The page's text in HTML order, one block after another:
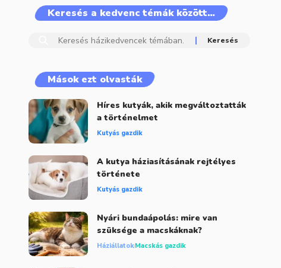
Keresés a kedvenc témák között…
Mások ezt olvasták
Híres kutyák, akik megváltoztatták
a történelmet
Kutyás gazdik
A kutya háziasításának rejtélyes
története
Kutyás gazdik
Nyári bundaápolás: mire van
szüksége a macskáknak?
HáziállatokMacskás gazdik